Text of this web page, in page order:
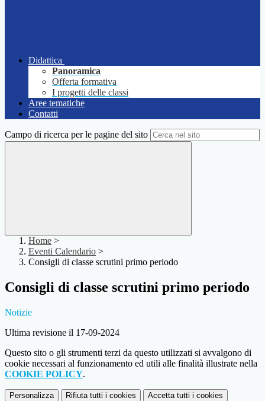
Didattica
Panoramica
Offerta formativa
I progetti delle classi
Aree tematiche
Contatti
Campo di ricerca per le pagine del sito
Home >
Eventi Calendario >
Consigli di classe scrutini primo periodo
Consigli di classe scrutini primo periodo
Notizie
Ultima revisione il 17-09-2024
Questo sito o gli strumenti terzi da questo utilizzati si avvalgono di
cookie necessari al funzionamento ed utili alle finalità illustrate nella
COOKIE POLICY.
Personalizza Rifiuta tutti i cookies Accetta tutti i cookies